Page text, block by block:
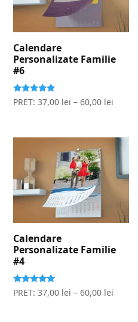
Calendare
Personalizate Familie
#6
Evaluat la
5.00
PRET:37,00 lei –60,00 lei
Calendare
Personalizate Familie
#4
Evaluat la
5.00
PRET:37,00 lei –60,00 lei